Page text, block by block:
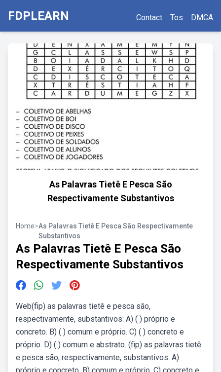
FDPLEARN Contact Tos DMCA
As Palavras Tietê E Pesca São
Respectivamente Substantivos
Home>As Palavras Tietê E Pesca São Respectivamente
Substantivos
As Palavras Tietê E Pesca São
Respectivamente Substantivos
Web(fip) as palavras tietê e pesca são,
respectivamente, substantivos: A) ( ) próprio e
concreto. B) ( ) comum e próprio. C) ( ) concreto e
próprio. D) ( ) comum e abstrato. (fip) as palavras tietê
e pesca são, respectivamente, substantivos: A)